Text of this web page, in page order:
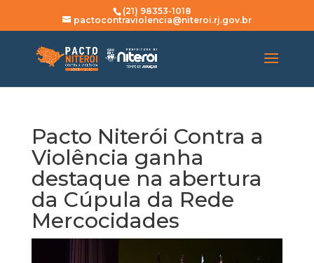
(21) 98353-1018
pactocontraviolencia@niteroi.rj.gov.br
Pacto Niterói Contra a
Violência ganha
destaque na abertura
da Cúpula da Rede
Mercocidades